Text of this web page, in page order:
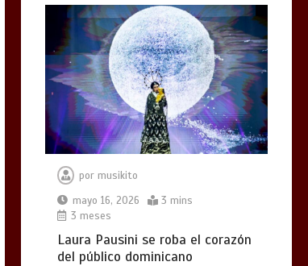
por musikito
mayo 16, 2026
3 mins
3 meses
Laura Pausini se roba el corazón
del público dominicano